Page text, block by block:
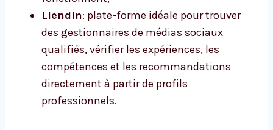
Liendin: plate-forme idéale pour trouver
des gestionnaires de médias sociaux
qualifiés, vérifier les expériences, les
compétences et les recommandations
directement à partir de profils
professionnels.